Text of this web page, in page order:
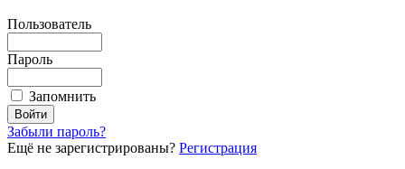
Пользователь
Пароль
Запомнить
Забыли пароль?
Ещё не зарегистрированы? Регистрация